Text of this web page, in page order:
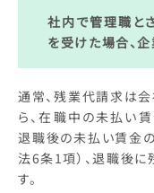
社内で管理職と
を受けた場合、
通常、残業代請求は会
ら、在職中の未払い
退職後の未払い賃金
法6条1項）、退職後
す。